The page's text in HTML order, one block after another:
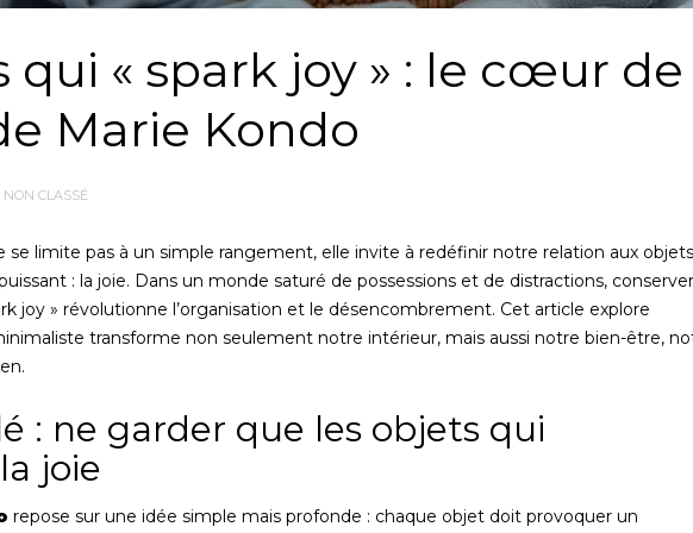
qui « spark joy » : le cœur de
Marie Kondo
NON CLASSÉ
se limite pas à un simple rangement, elle invite à redéfinir notre relation aux objets
: la joie. Dans un monde saturé de possessions et de distractions, conserver
joy » révolutionne l’organisation et le désencombrement. Cet article explore
transforme non seulement notre intérieur, mais aussi notre bien-être,
: ne garder que les objets qui
joie
repose sur une idée simple mais profonde : chaque objet doit provoquer un